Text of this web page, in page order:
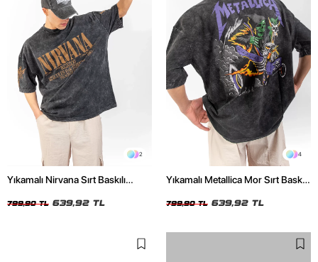
2
Yıkamalı Nirvana Sırt Baskılı
799,90 TL 639,92 TL
4
Yıkamalı Metallica Mor Sırt Baskılı
799,90 TL 639,92 TL